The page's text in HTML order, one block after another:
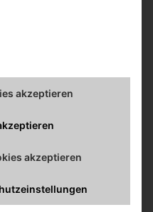
16 Kommentare
akzeptieren
akzeptieren